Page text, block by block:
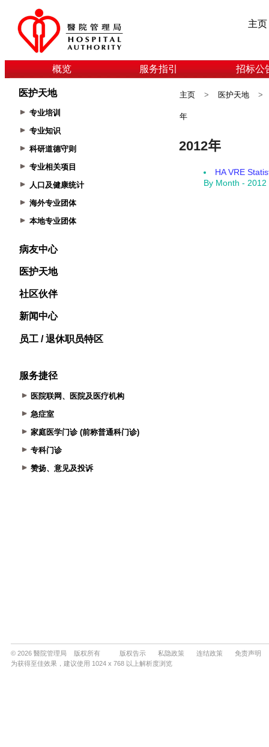
主页
概览 服务指引 招标公
医护天地
专业培训
专业知识
科研道德守则
专业相关项目
人口及健康统计
海外专业团体
本地专业团体
病友中心
医护天地
社区伙伴
新闻中心
员工 / 退休职员特区
服务捷径
医院联网、医院及医疗机构
急症室
家庭医学门诊 (前称普通科门诊)
专科门诊
赞扬、意见及投诉
主页 > 医护天地 >
年
© 2026 醫院管理局 版权所有 版权告示 私隐政策 连结政策
免责声明
为获得至佳效果，建议使用 1024 x 768 以上解析度浏览